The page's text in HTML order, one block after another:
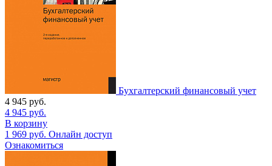
Бухгалтерский финансовый учет
4 945 руб.
4 945 руб.
В корзину
1 969 руб. Онлайн доступ
Ознакомиться